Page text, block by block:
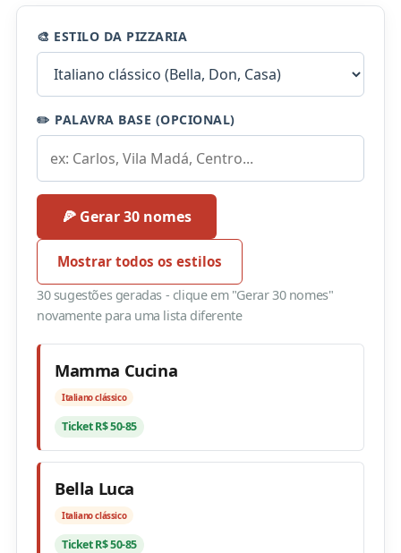
🎨 ESTILO DA PIZZARIA
✏️ PALAVRA BASE (OPCIONAL)
🍕 Gerar 30 nomes
Mostrar todos os estilos
30 sugestões geradas - clique em "Gerar 30 nomes"
novamente para uma lista diferente
Mamma Cucina
Italiano clássico
Ticket R$ 50-85
Bella Luca
Italiano clássico
Ticket R$ 50-85